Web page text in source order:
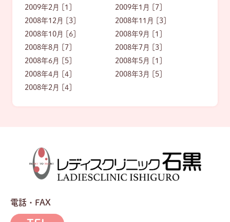
2009年2月 [1]
2009年1月 [7]
2008年12月 [3]
2008年11月 [3]
2008年10月 [6]
2008年9月 [1]
2008年8月 [7]
2008年7月 [3]
2008年6月 [5]
2008年5月 [1]
2008年4月 [4]
2008年3月 [5]
2008年2月 [4]
電話・FAX